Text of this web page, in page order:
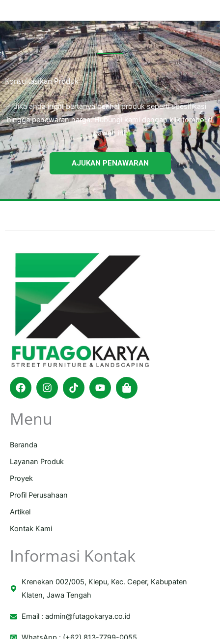
Konsultasikan Produk
Jika anda ingin bertanya perihal produk seperti spesifikasi
hingga penawaran harga. Hubungi kami dengan klik tombol di
bawah ini.
AJUKAN PENAWARAN
FacebookInstagram
TiktokYoutubeShopping-
bag
Menu
Beranda
Layanan Produk
Proyek
Profil Perusahaan
Artikel
Kontak Kami
Informasi Kontak
Krenekan 002/005, Klepu, Kec. Ceper, Kabupaten
Klaten, Jawa Tengah
Email :admin@futagokarya.co.id